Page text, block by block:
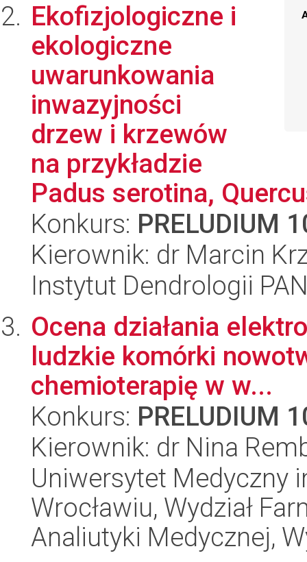
Ekofizjologiczne i
ekologiczne
uwarunkowania
inwazyjności
drzew i krzewów
na przykładzie
Padus serotina,
Konkurs: PRELUDIUM
Kierownik: dr Marcin
Instytut Dendrologii
Ocena działania
ludzkie komórki
chemioterapię w w...
Konkurs: PRELUDIUM
Kierownik: dr Nina
Uniwersytet Medyczny
Wrocławiu, Wydział
Analiutyki Medycznej,